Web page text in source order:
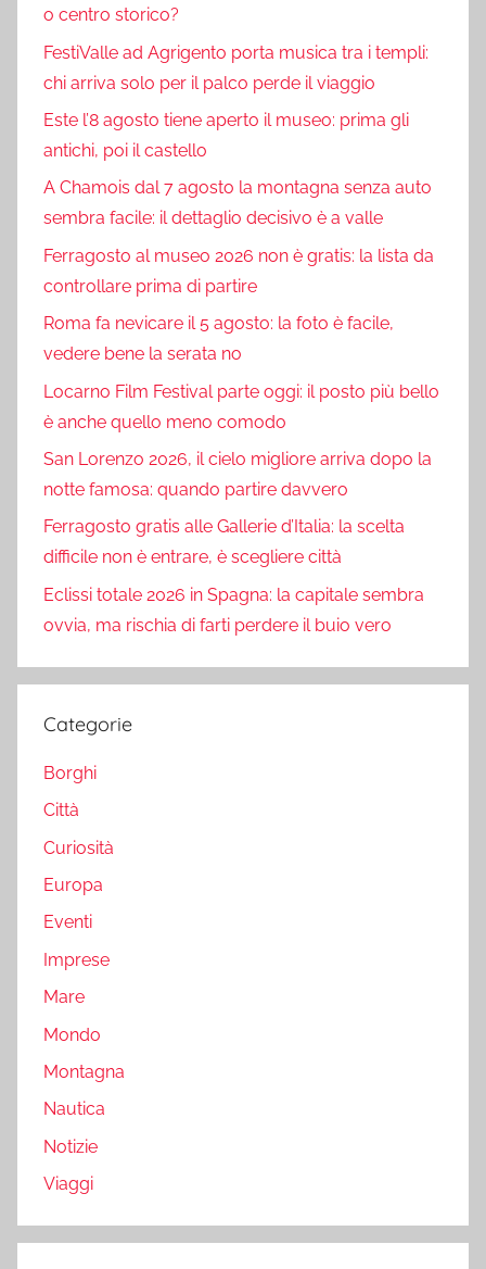
o centro storico?
FestiValle ad Agrigento porta musica tra i templi:
chi arriva solo per il palco perde il viaggio
Este l’8 agosto tiene aperto il museo: prima gli
antichi, poi il castello
A Chamois dal 7 agosto la montagna senza auto
sembra facile: il dettaglio decisivo è a valle
Ferragosto al museo 2026 non è gratis: la lista da
controllare prima di partire
Roma fa nevicare il 5 agosto: la foto è facile,
vedere bene la serata no
Locarno Film Festival parte oggi: il posto più bello
è anche quello meno comodo
San Lorenzo 2026, il cielo migliore arriva dopo la
notte famosa: quando partire davvero
Ferragosto gratis alle Gallerie d’Italia: la scelta
difficile non è entrare, è scegliere città
Eclissi totale 2026 in Spagna: la capitale sembra
ovvia, ma rischia di farti perdere il buio vero
Categorie
Borghi
Città
Curiosità
Europa
Eventi
Imprese
Mare
Mondo
Montagna
Nautica
Notizie
Viaggi